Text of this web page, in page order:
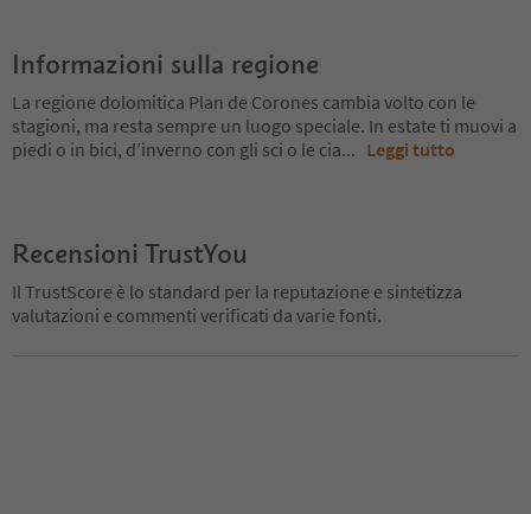
Informazioni sulla regione
La regione dolomitica Plan de Corones cambia volto con le
stagioni, ma resta sempre un luogo speciale. In estate ti muovi a
piedi o in bici, d’inverno con gli sci o le cia... Leggi tutto
Recensioni TrustYou
Il TrustScore è lo standard per la reputazione e sintetizza
valutazioni e commenti verificati da varie fonti.